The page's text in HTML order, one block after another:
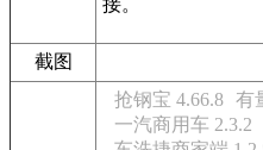
截图
抢钢宝 4.66.8 有
一汽商用车 2.3.2